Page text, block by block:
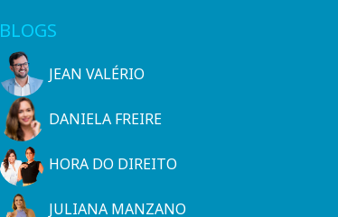
BLOGS
JEAN VALÉRIO
DANIELA FREIRE
HORA DO DIREITO
JULIANA MANZANO